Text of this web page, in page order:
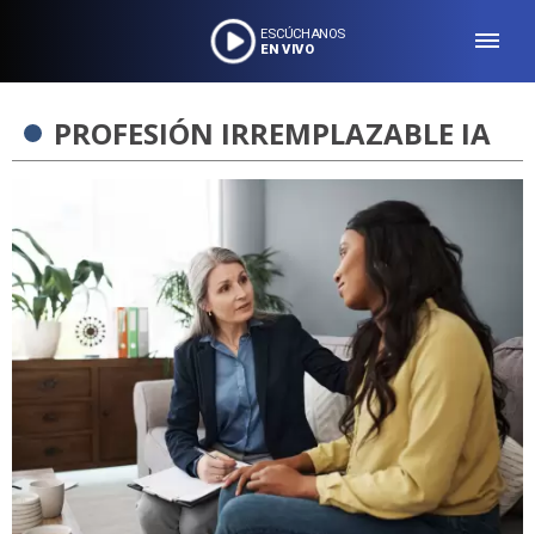
ESCÚCHANOS
EN VIVO
PROFESIÓN IRREMPLAZABLE IA